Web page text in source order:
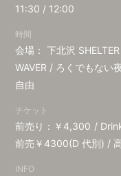
11:30 / 12:00
時間
会場： 下北沢
WAVER / ろくでもない
自由
チケット
前売り：￥4,300
前売￥4300(D 代別) /
INFO